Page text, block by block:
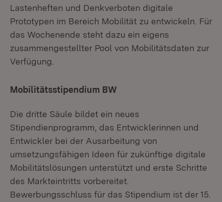
Lastenheften und Denkverboten digitale
Prototypen im Bereich Mobilität zu entwickeln. Für
das Wochenende steht dazu ein eigens
zusammengestellter Pool von Mobilitätsdaten zur
Verfügung.
Mobilitätsstipendium BW
Die dritte Säule bildet ein neues
Stipendienprogramm, das Entwicklerinnen und
Entwickler bei der Ausarbeitung von
umsetzungsfähigen Ideen für zukünftige digitale
Mobilitätslösungen unterstützt und erste Schritte
des Markteintritts vorbereitet.
Bewerbungsschluss für das Stipendium ist der 15.